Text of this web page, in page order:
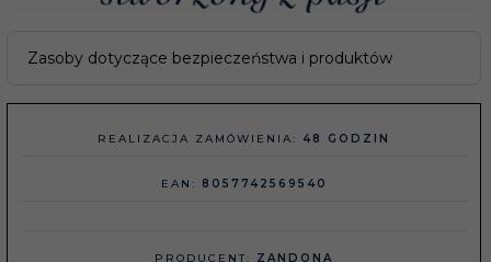
Zasoby dotyczące bezpieczeństwa i produktów
REALIZACJA ZAMÓWIENIA: 48 GODZIN
EAN: 8057742569540
PRODUCENT: ZANDONA